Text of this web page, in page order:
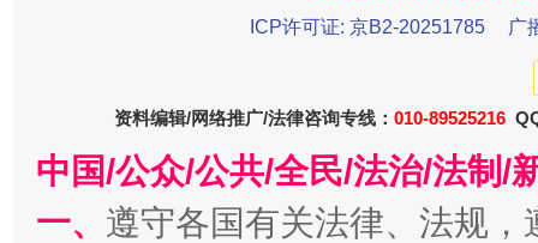
ICP许可证: 京B2-20251785
广
资料编辑/网络推广/法律咨询专线： 010-89525216
中国/公众/公共/全民/法治/法制/
一、 遵守各国有关法律、法规